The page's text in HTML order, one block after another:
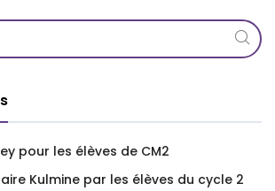
pour les élèves de CM2
Kulmine par les élèves du cycle 2